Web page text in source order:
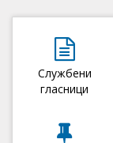
Службени
гласници